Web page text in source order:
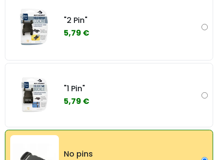
"2 Pin"
5,79 €
"1 Pin"
5,79 €
No pins